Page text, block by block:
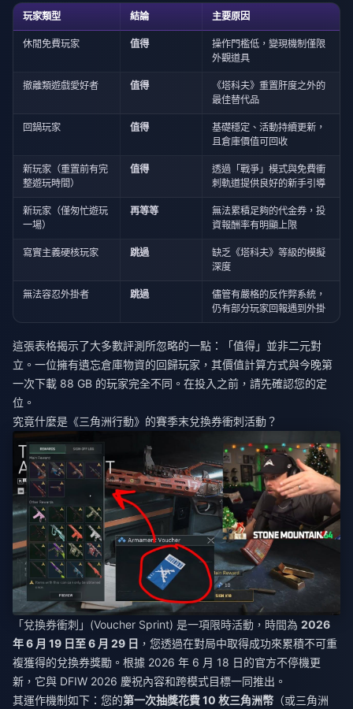
玩家類型 結論 主要原因
休閒免費玩家 值得
操作門檻低，變現機制僅限
外觀道具
撤離類遊戲愛好者 值得
《塔科夫》重置肝度之外的
最佳替代品
回鍋玩家 值得
基礎穩定、活動持續更新，
且倉庫價值可回收
新玩家（重置前有完
整遊玩時間）
值得
透過「戰爭」模式與免費衝
刺軌道提供良好的新手引導
新玩家（僅匆忙遊玩
一場）
再等等
無法累積足夠的代金券，投
資報酬率有明顯上限
寫實主義硬核玩家 跳過
缺乏《塔科夫》等級的模擬
深度
無法容忍外掛者 跳過
儘管有嚴格的反作弊系統，
仍有部分玩家回報遇到外掛
這張表格揭示了大多數評測所忽略的一點：「值得」並非二元對
立。一位擁有遺忘倉庫物資的回歸玩家，其價值計算方式與今晚第
一次下載 88 GB 的玩家完全不同。在投入之前，請先確認您的定
位。
究竟什麼是《三角洲行動》的賽季末兌換券衝刺活動？
「兌換券衝刺」(Voucher Sprint) 是一項限時活動，時間為 2026
年 6 月 19 日至 6 月 29 日 ，您透過在對局中取得成功來累積不可重
複獲得的兌換券獎勵。根據 2026 年 6 月 18 日的官方不停機更
新，它與 DFIW 2026 慶祝內容和跨模式目標一同推出。
其運作機制如下：您的第一次抽獎花費 10 枚三角洲幣 （或三角洲